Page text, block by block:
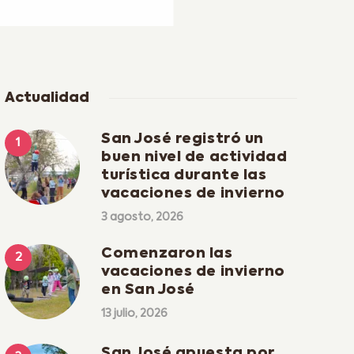
Actualidad
San José registró un
buen nivel de actividad
turística durante las
vacaciones de invierno
3 agosto, 2026
Comenzaron las
vacaciones de invierno
en San José
13 julio, 2026